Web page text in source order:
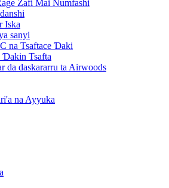
Zafi Mai Numfashi
Iska
sanyi
na Tsaftace Ɗaki
Tsafta
da daskararru ta Airwoods
na Ayyuka